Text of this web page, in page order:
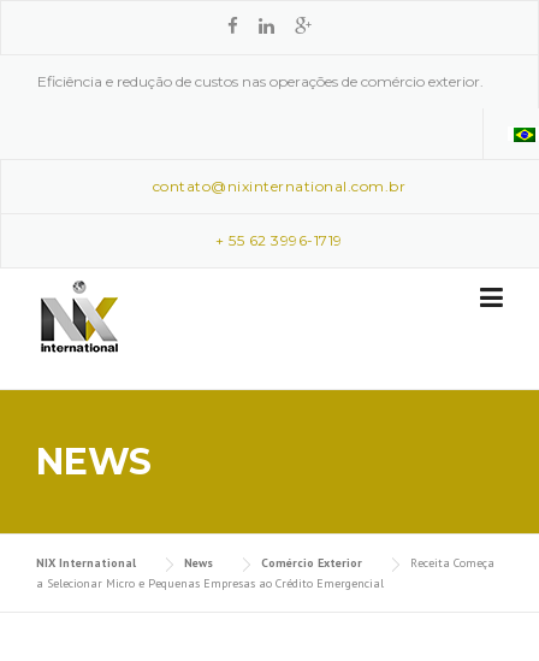
Eficiência e redução de custos nas operações de comércio exterior.
contato@nixinternational.com.br
+ 55 62 3996-1719
NEWS
NIX International News Comércio Exterior
Receita Começa
a Selecionar Micro e Pequenas Empresas ao Crédito Emergencial